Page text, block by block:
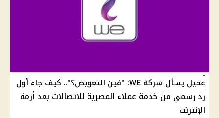
عميل يسأل شركة WE: "فين التعويض؟".. كيف جاء أول
رد رسمي من خدمة عملاء المصرية للاتصالات بعد أزمة
الإنترنت